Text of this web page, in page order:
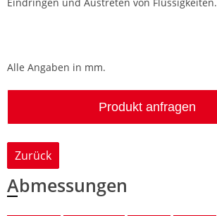
Alle Angaben in mm.
Produkt anfragen
Zurück
Abmessungen